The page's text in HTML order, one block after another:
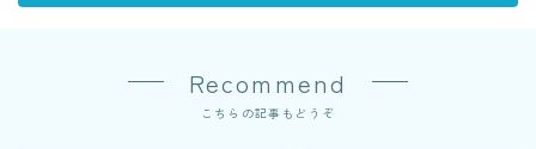
Recommend
こちらの記事もどうぞ